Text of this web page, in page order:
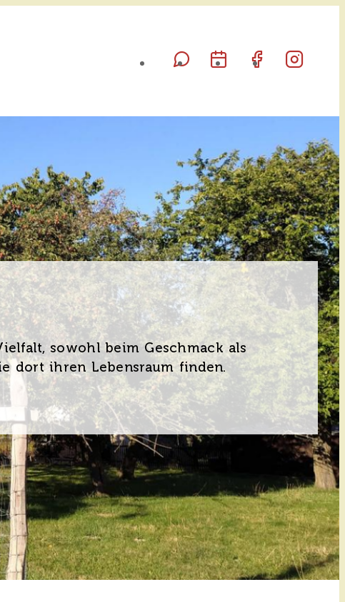
sowohl beim Geschmack als
dort ihren Lebensraum finden.